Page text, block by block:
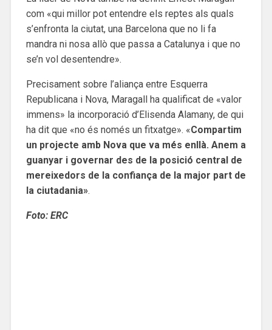
com «qui millor pot entendre els reptes als quals
s’enfronta la ciutat, una Barcelona que no li fa
mandra ni nosa allò que passa a Catalunya i que no
se’n vol desentendre».
Precisament sobre l’aliança entre Esquerra
Republicana i Nova, Maragall ha qualificat de «valor
immens» la incorporació d’Elisenda Alamany, de qui
ha dit que «no és només un fitxatge». «Compartim
un projecte amb Nova que va més enllà. Anem a
guanyar i governar des de la posició central de
mereixedors de la confiança de la major part de
la ciutadania».
Foto: ERC